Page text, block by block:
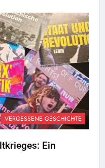
VERGESSENE GESCHICHTE
Ein